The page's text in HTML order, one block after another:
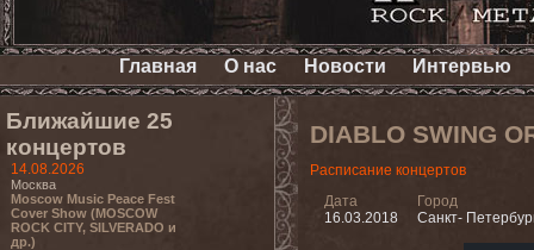
Главная О нас Новости Интервью
Ближайшие 25
концертов
14.08.2026
Москва
Moscow Music Peace Fest
Cover Show (MOSCOW
ROCK CITY, SILVERADO и
др.)
DIABLO SWING
Расписание концертов
Дата
16.03.2018
Город
Санкт-